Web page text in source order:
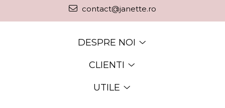
contact@janette.ro
DESPRE NOI
CLIENTI
UTILE